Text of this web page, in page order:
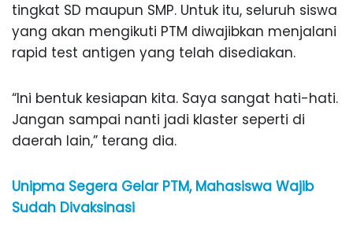
tingkat SD maupun SMP. Untuk itu, seluruh siswa
yang akan mengikuti PTM diwajibkan menjalani
rapid test antigen yang telah disediakan.
“Ini bentuk kesiapan kita. Saya sangat hati-hati.
Jangan sampai nanti jadi klaster seperti di
daerah lain,” terang dia.
Unipma Segera Gelar PTM, Mahasiswa Wajib
Sudah Divaksinasi